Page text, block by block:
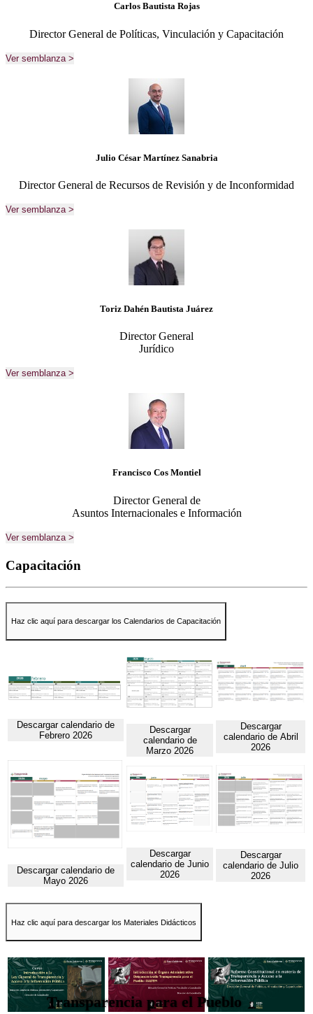
Carlos Bautista Rojas
Director General de Políticas, Vinculación y Capacitación
Ver semblanza >
Julio César Martínez Sanabria
Director General de Recursos de Revisión y de Inconformidad
Ver semblanza >
Toriz Dahén Bautista Juárez
Director General
Jurídico
Ver semblanza >
Francisco Cos Montiel
Director General de
Asuntos Internacionales e Información
Ver semblanza >
Capacitación
Haz clic aquí para descargar los Calendarios de Capacitación
Descargar calendario de
Febrero 2026
Descargar
calendario de
Marzo 2026
Descargar
calendario de Abril
2026
Descargar calendario de
Mayo 2026
Descargar
calendario de Junio
2026
Descargar
calendario de Julio
2026
Haz clic aquí para descargar los Materiales Didácticos
Transparencia para el Pueblo